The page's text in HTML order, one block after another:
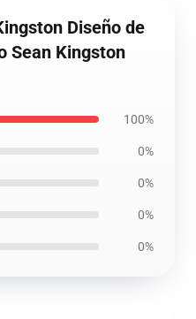
Diseño de
Sean Kingston
100%
0%
0%
0%
0%